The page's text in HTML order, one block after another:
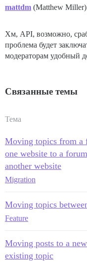
mattdm (Matthew Miller)
Хм, API, возможно,
проблема будет
модераторам удобный
Связанные темы
Тема
Moving topics from a
one website to a
another website
Migration
Moving topics
Feature
Moving posts to a
existing topic